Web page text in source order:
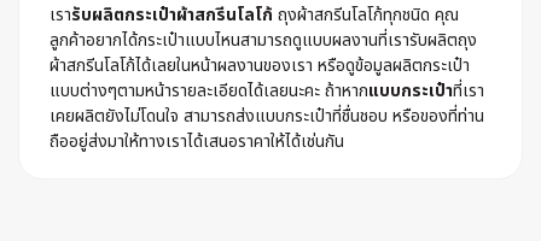
เรารับผลิตกระเป๋าผ้าสกรีนโลโก้ ถุงผ้าสกรีนโลโก้ทุกชนิด คุณ
ลูกค้าอยากได้กระเป๋าแบบไหนสามารถดูแบบผลงานที่เรารับผลิตถุง
ผ้าสกรีนโลโก้ได้เลยในหน้าผลงานของเรา หรือดูข้อมูลผลิตกระเป๋า
แบบต่างๆตามหน้ารายละเอียดได้เลยนะคะ ถ้าหากแบบกระเป๋าที่เรา
เคยผลิตยังไม่โดนใจ สามารถส่งแบบกระเป๋าที่ชื่นชอบ หรือของที่ท่าน
ถืออยู่ส่งมาให้ทางเราได้เสนอราคาให้ได้เช่นกัน